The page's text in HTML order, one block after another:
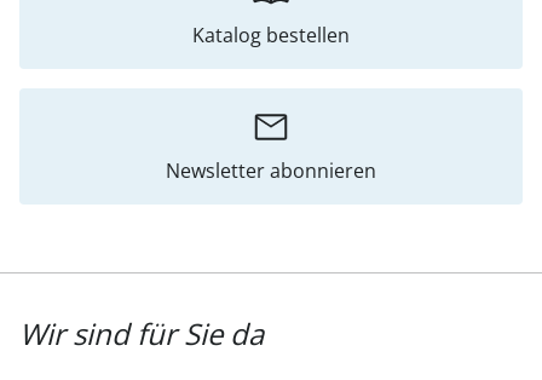
Katalog bestellen
Newsletter abonnieren
Wir sind für Sie da